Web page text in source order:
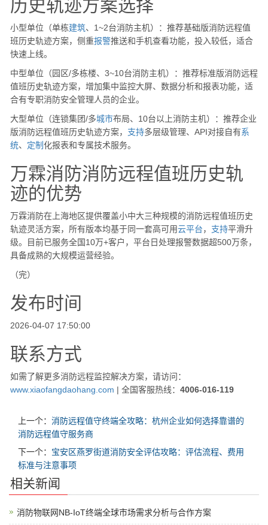
历史轨迹方案选择
小型单位（单栋建筑、1~2台消防主机）：推荐基础版消防远程值
班历史轨迹方案，侧重报警推送和手机查看功能，投入较低，适合
快速上线。
中型单位（园区/多栋楼、3~10台消防主机）：推荐标准版消防远程
值班历史轨迹方案，增加集中监控大屏、数据分析和报表功能，适
合有专职消防安全管理人员的企业。
大型单位（连锁集团/多城市布局、10台以上消防主机）：推荐企业
版消防远程值班历史轨迹方案， 支持多层级管理、API对接自有系
统、 定制化报表和专属技术服务。
万霖消防消防远程值班历史轨
迹的优势
万霖消防在上海地区提供覆盖小中大三种规模的消防远程值班历史
轨迹灵活方案，所有版本均基于同一套高可用云平台， 支持平滑升
级。目前已服务全国10万+客户，平台日处理报警数据超500万条，
具备成熟的大规模运营经验。
（完）
发布时间
2026-04-07 17:50:00
联系方式
如需了解更多消防远程监控解决方案，请访问：
www.xiaofangdaohang.com | 全国客服热线： 4006-016-119
上一个： 消防远程值守终端全攻略：杭州企业如何选择靠谱的
消防远程值守服务商
下一个： 宝安区燕罗街道消防安全评估攻略：评估流程、费用
标准与注意事项
相关新闻
消防物联网NB-IoT终端全球市场需求分析与合作方案